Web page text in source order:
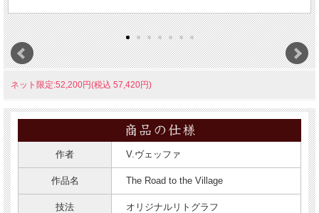
ネット限定:52,200円(税込 57,420円)
作者 V.ヴェッファ
作品名 The Road to the Village
技法 オリジナルリトグラフ